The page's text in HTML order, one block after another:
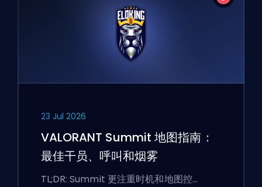
23 Jul 2026
VALORANT Summit 地图指南：
最佳干员、呼叫和烟雾
TL;DR: Summit 更注重时机和地图控…